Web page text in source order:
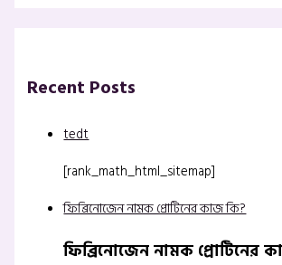
Recent Posts
tedt
[rank_math_html_sitemap]
ফিব্রিনোজেন নামক প্রোটিনের কাজ কি?
ফিব্রিনোজেন নামক প্রোটিনের